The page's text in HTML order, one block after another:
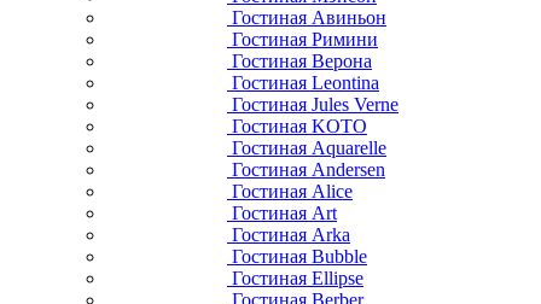
Гостиная Авиньон
Гостиная Римини
Гостиная Верона
Гостиная Leontina
Гостиная Jules Verne
Гостиная KOTO
Гостиная Aquarelle
Гостиная Andersen
Гостиная Alice
Гостиная Art
Гостиная Arka
Гостиная Bubble
Гостиная Ellipse
Гостиная Berber